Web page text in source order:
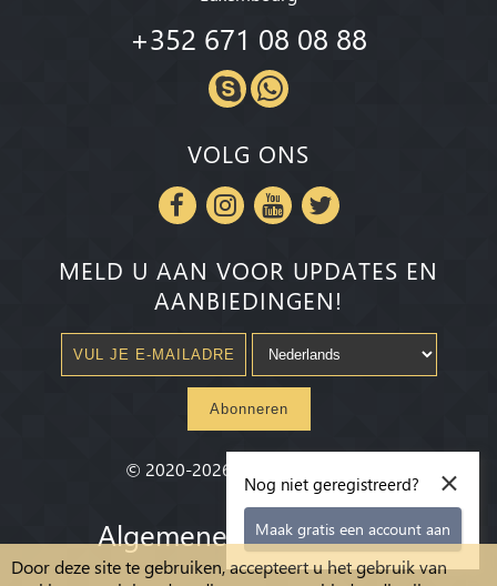
Door deze site te gebruiken, accepteert u het gebruik van
+352 671 08 08 88
VOLG ONS
MELD U AAN VOOR UPDATES EN
AANBIEDINGEN!
Abonneren
© 2020-2026
Algemene voorwaarden
×
Nog niet geregistreerd?
Maak gratis een account aan